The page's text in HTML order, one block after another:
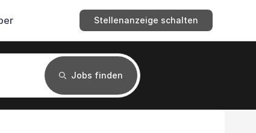
Stellenanzeige schalten
Jobs finden